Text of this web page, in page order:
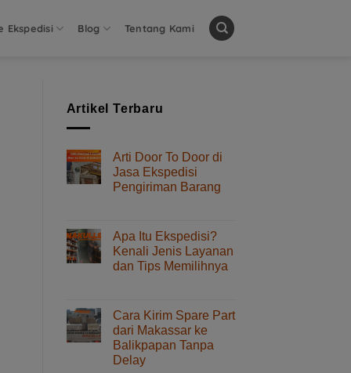
Ekspedisi Blog Tentang Kami
Artikel Terbaru
Arti Door To Door di
Jasa Ekspedisi
Pengiriman Barang
Door
Door
di
Pengiriman
Apa Itu Ekspedisi?
Kenali Jenis Layanan
dan Tips Memilihnya
Kenali
Jenis
Cara Kirim Spare Part
dari Makassar ke
Balikpapan Tanpa
Delay